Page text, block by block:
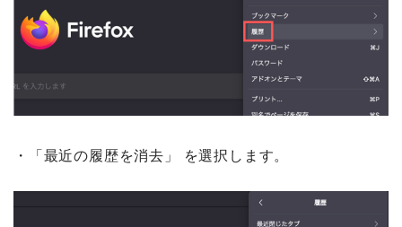
・「最近の履歴を消去」 を選択します。